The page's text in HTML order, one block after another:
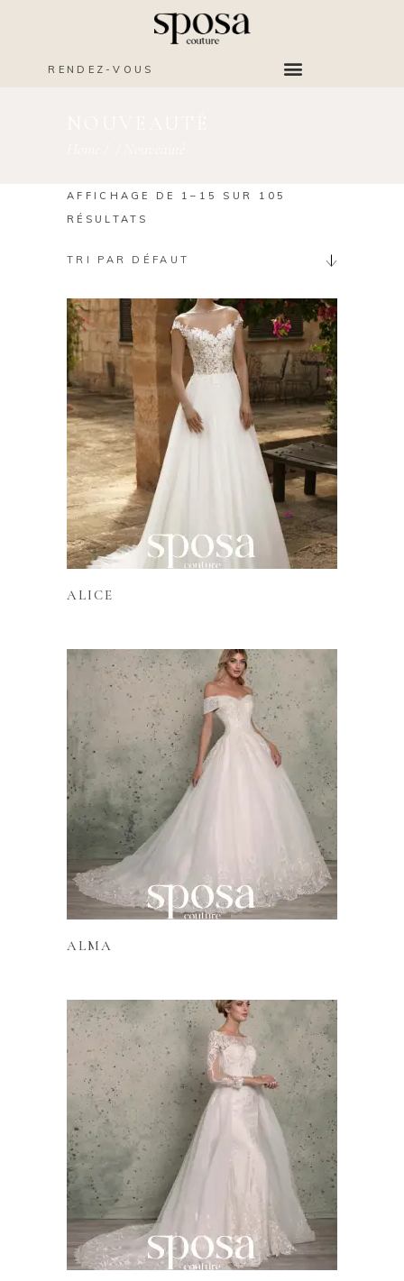
RENDEZ-VOUS
AFFICHAGE DE 1–15 SUR 105
RÉSULTATS
TRI PAR DÉFAUT
Lire la suite
ALICE
Lire la suite
ALMA
Lire la suite